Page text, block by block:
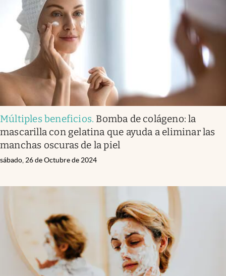
Múltiples beneficios. Bomba de colágeno: la
mascarilla con gelatina que ayuda a eliminar las
manchas oscuras de la piel
sábado, 26 de Octubre de 2024